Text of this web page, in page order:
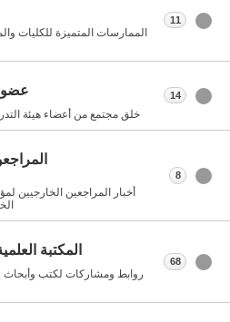
الممارسات المتميزة للكليات
11
عضو
خلق مجتمع من أعضاء هيئة
14
أخبار المراجعين الخارجيين
8
المكتبة
روابط ومشاركات لكتب وأبحاث
68